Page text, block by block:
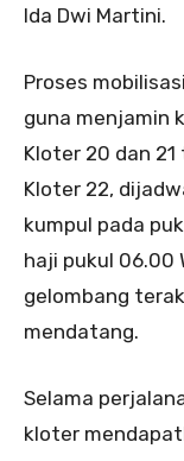
Ida Dwi Martini.
Proses
guna menjamin
Kloter 20 dan
Kloter 22,
kumpul pada
haji pukul 06.00
gelombang
mendatang.
Selama
kloter